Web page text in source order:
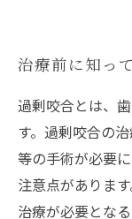
治療前に知っ
過剰咬合とは、
す。過剰咬合の
等の手術が必要
注意点がありま
治療が必要とな